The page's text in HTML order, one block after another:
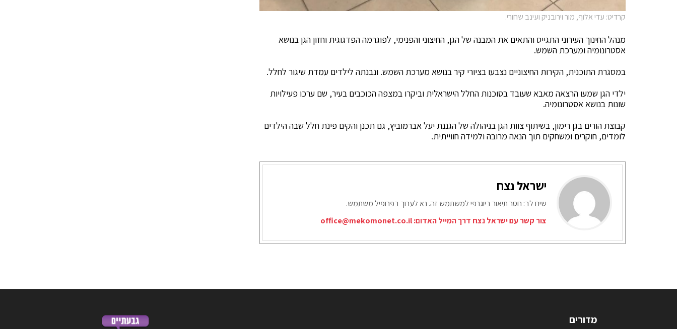
קרדיט: עדי אלוף, מור וירובניק ועינב שחורי.
מנהל החינוך העירוני התגייס והתאים את המבנה של הגן, החיצוני והפנימי, לפוגרמה הפדגוגית וחזון הגן בנושא
אסטרונומיה ומערכת השמש.
במסגרת התוכנית, הקירות החיצוניים נצבעו בציורי קיר בנושא מערכת השמש. ונבנתה לילדים עמדת שיגור לחלל.
ילדי הגן שמעו הרצאה מאבא שעובד בסוכנות החלל הישראלית וביקרו במצפה הכוכבים בעיר, שם ערכו פעילויות
שונות בנושא אסטרונומיה.
קבוצת הורים בגן רימון, בשיתוף צוות הגן בניהולה של הגננת יעל אברמוביץ, גם תכנן והקים פינת חלל שבה הילדים
לומדים, חוקרים ומשחקים תוך הנאה מרובה ולמידה חווייתית.
ישראל נצח
שים לב: חסר תיאור ביוגרפי למשתמש זה. נא לערוך בפרופיל משתמש.
צור קשר עם ישראל נצח דרך המייל האדום:office@mekomonet.co.il
מדורים